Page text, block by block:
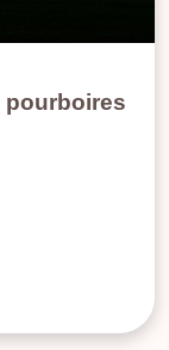
pourboires